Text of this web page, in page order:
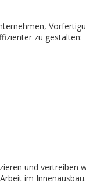
zu gestalten:
und vertreiben
im Innenausbau.